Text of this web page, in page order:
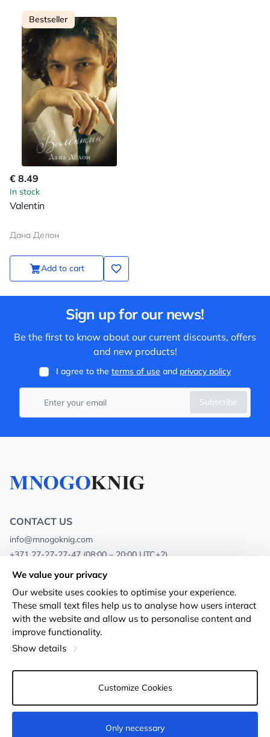
Bestseller
€ 8.49
In stock
Valentin
Дана Делон
Add to cart
Sign up for our news!
Be the first to know about our current discounts, offers
and new products!
I agree to the terms of use and privacy policy
Subscribe
CONTACT US
info@mnogoknig.com
+371 27-27-27-47 (08:00 – 20:00 UTC+2)
Rīga, Augusta Deglava 69d, LV-1082
About us
Stores
Shipping and payment
Loyalty Cards
Privacy Policy
Terms and conditions
Returns
Cookie settings
We value your privacy
Our website uses cookies to optimise your experience.
These small text files help us to analyse how users interact
with the website and allow us to personalise content and
improve functionality.
Show details
Customize Cookies
Only necessary